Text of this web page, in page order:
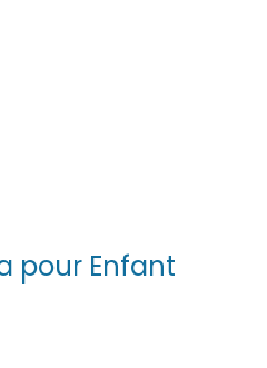
pour Enfant